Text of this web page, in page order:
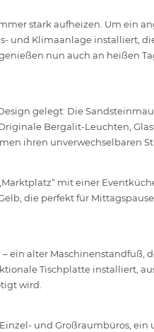
stark aufheizen. Um ein
und Klimaanlage installiert,
nun auch an heißen
gelegt: Die
Bergalit-Leuchten,
ihren unverwechselbaren
mit einer
die perfekt für
ein alter Maschinenstandfuß,
Tischplatte installiert,
wird.
und Großraumbüros, ein